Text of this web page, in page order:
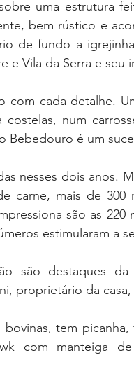
uma estrutura
bem rústico e
de fundo a
e Vila da Serra e seu
cada detalhe.
costelas, num
é um
nesses dois anos.
carne, mais de
são as
estimularam a
são destaques
proprietário da casa,
tem
com manteiga